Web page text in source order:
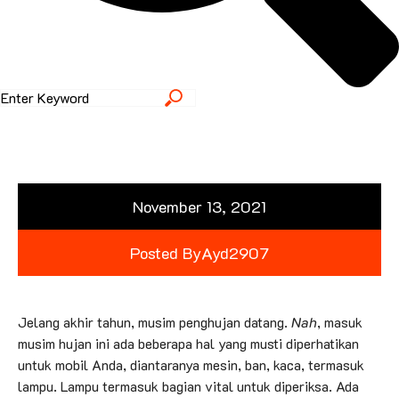
November 13, 2021
Posted ByAyd2907
Jelang akhir tahun, musim penghujan datang. Nah, masuk
musim hujan ini ada beberapa hal yang musti diperhatikan
untuk mobil Anda, diantaranya mesin, ban, kaca, termasuk
lampu. Lampu termasuk bagian vital untuk diperiksa. Ada